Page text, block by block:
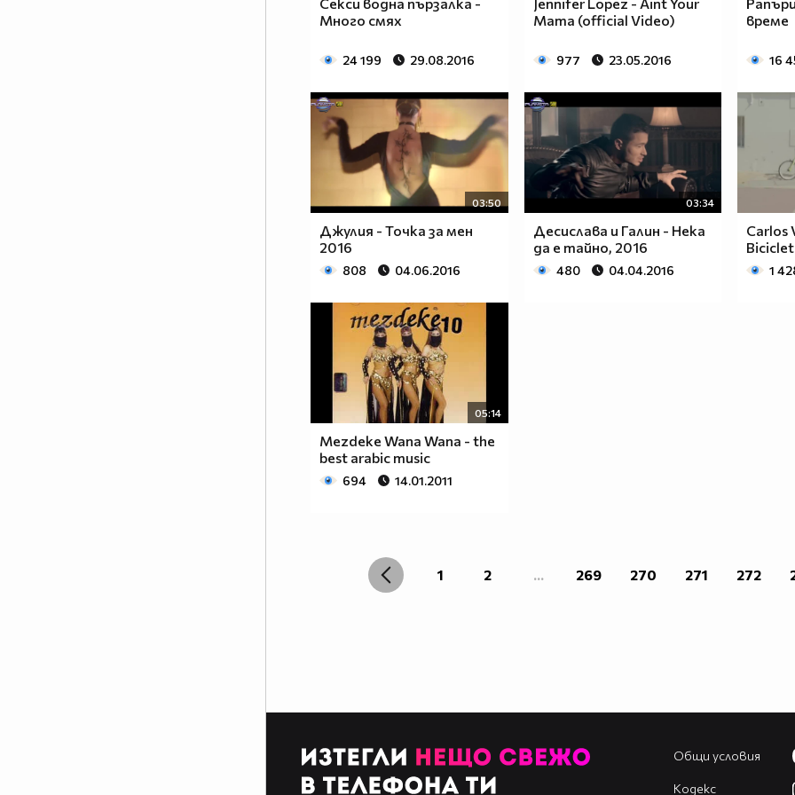
Много смях
24 199 29.08.2016
Mama (official Video)
977 23.05.2016
време
16
03:50
Джулия - Точка за мен
2016
808 04.06.2016
03:34
Десислава и Галин - Нека
да е тайно, 2016
480 04.04.2016
Carlos
1
05:14
Mezdeke Wana Wana - the
best arabic music
694 14.01.2011
1 2 ... 269 270 271 272
Общи условия
Кодекс